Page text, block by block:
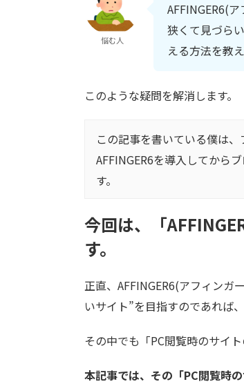
悩む人
AFFINGER6(
狭くて見づら
える方法を教
このような疑問を解消します。
この記事を書いている僕は
AFFINGER6を導入してから
す。
今回は、「
す。
正直、AFFINGER6(アフィンガ
いサイト”を目指すのであれば
その中でも「PC閲覧時のサイ
本記事では、その「PC閲覧時